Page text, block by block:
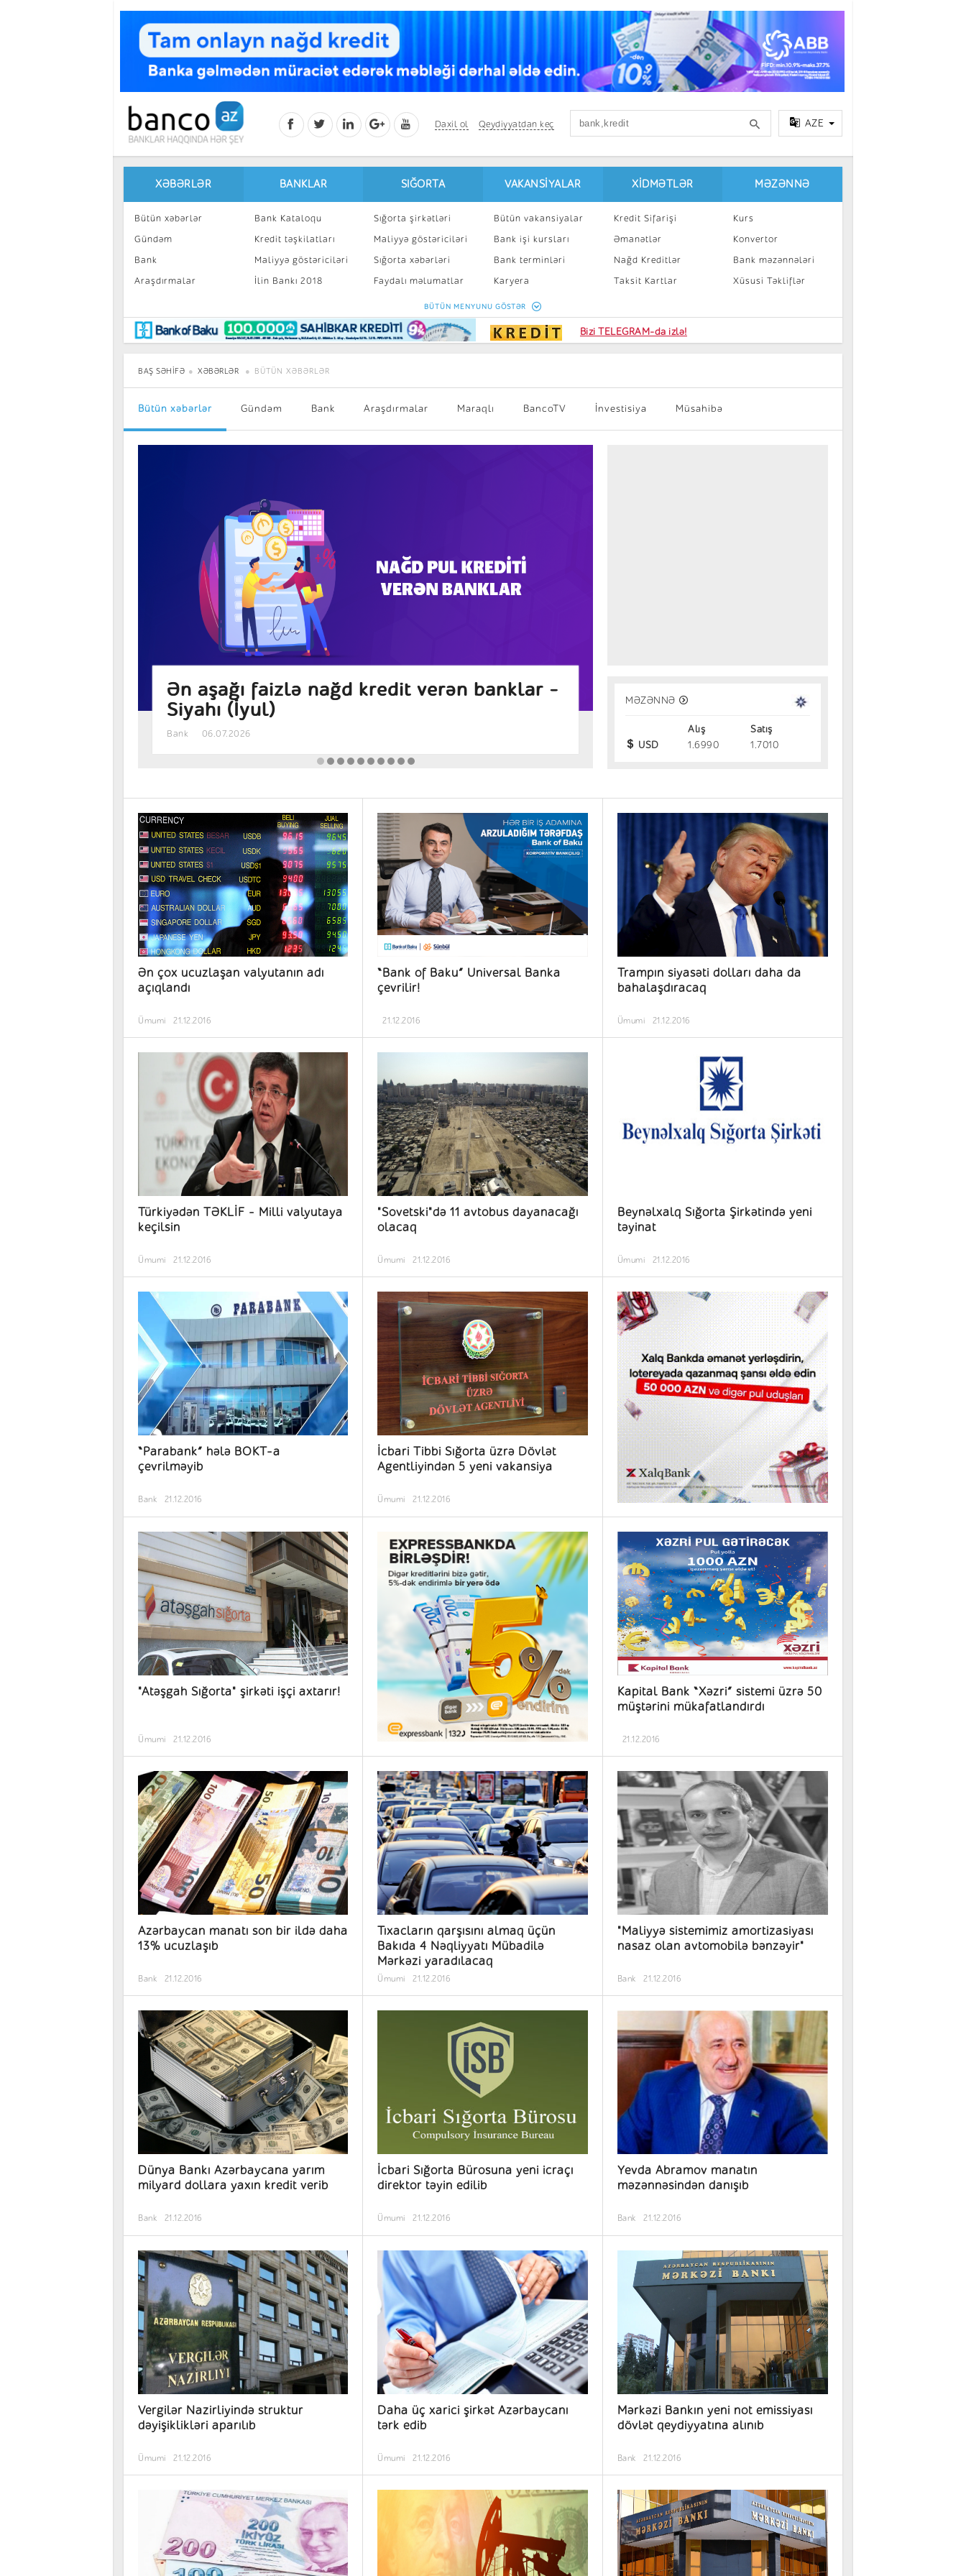
Daxil ol Qeydiyyatdan keç AZE
XƏBƏRLƏR
Bütün xəbərlər
Gündəm
Bank
Araşdırmalar
Maraqlı
BancoTV
Müsahibə
BANKLAR
Bank Kataloqu
Kredit təşkilatları
Maliyyə göstəriciləri
İlin Bankı 2018
SIĞORTA
Sığorta şirkətləri
Maliyyə göstəriciləri
Sığorta xəbərləri
Faydalı məlumatlar
Sığorta kalkulyatoru
VAKANSIYALAR
Bütün vakansiyalar
Bank işi kursları
Bank terminləri
Karyera
Peşakar inkişaf
XIDMƏTLƏR
Kredit Sifarişi
Əmanətlər
Nağd Kreditlər
Taksit Kartlar
Kart sifarişi
MƏZƏNNƏ
Kurs
Konvertor
Bank məzənnələri
Xüsusi Təkliflər
BÜTÜN MENYUNU GÖSTƏR
Bizi TELEGRAM-da izlə!
BAŞ SƏHIFƏ XƏBƏRLƏR BÜTÜN XƏBƏRLƏR
Bütün xəbərlər Gündəm Bank Araşdırmalar Maraqlı BancoTV İnvestisiya Müsahibə
Manat əmanəti hansı banklarda daha
sərfəlidir? – Faizlər (Avqust 2026)
Bank 05.08.2026
İnvestisiya alətləri: Gəlir, risk və
31.07.2026
MƏZƏNNƏ
Alış
Satış
USD
1.6990 1.7010
Ən çox ucuzlaşan valyutanın adı
açıqlandı
Ümumi 21.12.2016
“Bank of Baku” Universal Banka
çevrilir!
21.12.2016
Trampın siyasəti dolları daha da
bahalaşdıracaq
Ümumi 21.12.2016
Türkiyədən TƏKLİF - Milli valyutaya
keçilsin
Ümumi 21.12.2016
"Sovetski"də 11 avtobus dayanacağı
olacaq
Ümumi 21.12.2016
Beynəlxalq Sığorta Şirkətində yeni
təyinat
Ümumi 21.12.2016
“Parabank” hələ BOKT-a
çevrilməyib
Bank 21.12.2016
İcbari Tibbi Sığorta üzrə Dövlət
Agentliyindən 5 yeni vakansiya
Ümumi 21.12.2016
"Atəşgah Sığorta" şirkəti işçi axtarır!
Ümumi 21.12.2016
Kapital Bank “Xəzri” sistemi üzrə 50
müştərini mükafatlandırdı
21.12.2016
Azərbaycan manatı son bir ildə daha
13% ucuzlaşıb
Bank 21.12.2016
Tıxacların qarşısını almaq üçün
Bakıda 4 Nəqliyyatı Mübadilə
Mərkəzi yaradılacaq
Ümumi 21.12.2016
"Maliyyə sistemimiz amortizasiyası
nasaz olan avtomobilə bənzəyir"
Bank 21.12.2016
Dünya Bankı Azərbaycana yarım
milyard dollara yaxın kredit verib
Bank 21.12.2016
İcbari Sığorta Bürosuna yeni icraçı
direktor təyin edilib
Ümumi 21.12.2016
Yevda Abramov manatın
məzənnəsindən danışıb
Bank 21.12.2016
Vergilər Nazirliyində struktur
dəyişiklikləri aparılıb
Ümumi 21.12.2016
Daha üç xarici şirkət Azərbaycanı
tərk edib
Ümumi 21.12.2016
Mərkəzi Bankın yeni not emissiyası
dövlət qeydiyyatına alınıb
Bank 21.12.2016